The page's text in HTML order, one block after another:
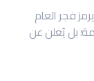
فجر العام
بل يُعلن عن